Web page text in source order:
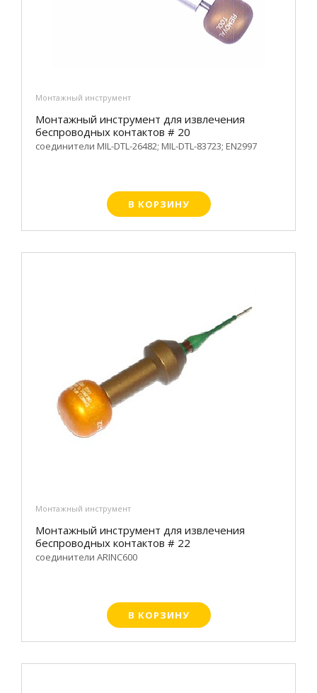
Монтажный инструмент
Монтажный инструмент для извлечения
беспроводных контактов # 20
соединители MIL-DTL-26482; MIL-DTL-83723; EN2997
В КОРЗИНУ
Монтажный инструмент
Монтажный инструмент для извлечения
беспроводных контактов # 22
соединители ARINC600
В КОРЗИНУ